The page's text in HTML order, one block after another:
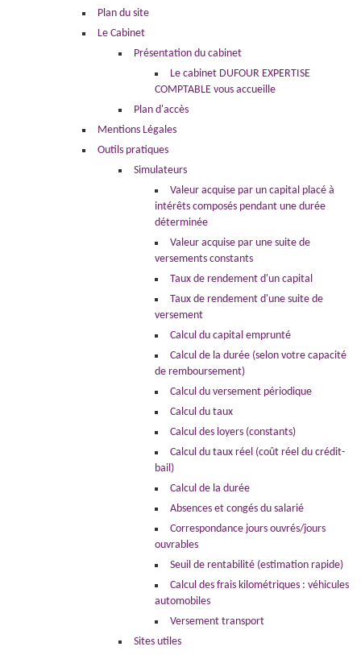
Plan du site
Le Cabinet
Présentation du cabinet
Le cabinet DUFOUR EXPERTISE
COMPTABLE vous accueille
Plan d'accès
Mentions Légales
Outils pratiques
Simulateurs
Valeur acquise par un capital placé à
intérêts composés pendant une durée
déterminée
Valeur acquise par une suite de
versements constants
Taux de rendement d'un capital
Taux de rendement d'une suite de
versement
Calcul du capital emprunté
Calcul de la durée (selon votre capacité
de remboursement)
Calcul du versement périodique
Calcul du taux
Calcul des loyers (constants)
Calcul du taux réel (coût réel du crédit-
bail)
Calcul de la durée
Absences et congés du salarié
Correspondance jours ouvrés/jours
ouvrables
Seuil de rentabilité (estimation rapide)
Calcul des frais kilométriques : véhicules
automobiles
Versement transport
Sites utiles